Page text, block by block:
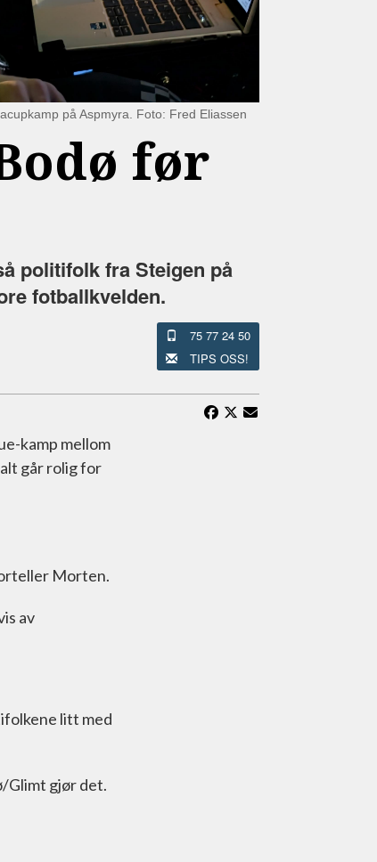
på Aspmyra. Foto: Fred Eliassen
før
politifolk fra Steigen på
fotballkvelden.
75 77 24 50
TIPS OSS!
kamp mellom
går rolig for
Morten.
av
litt med
Glimt gjør det.